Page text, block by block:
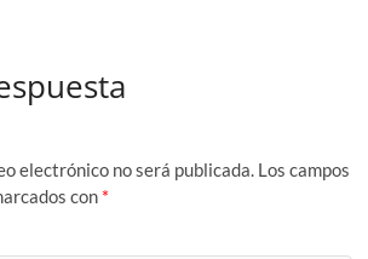
electrónico no será publicada. Los campos
con *